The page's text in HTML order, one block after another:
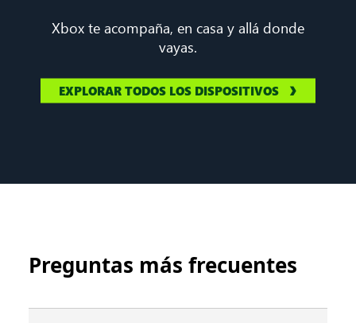
Xbox te acompaña, en casa y allá donde
vayas.
EXPLORAR TODOS LOS DISPOSITIVOS
Preguntas más frecuentes